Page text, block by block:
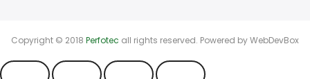
Copyright © 2018 Perfotec all rights reserved. Powered byWebDevBox